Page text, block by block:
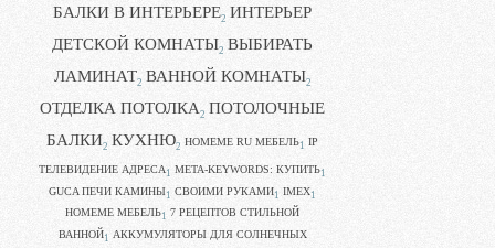
БАЛКИ В ИНТЕРЬЕРЕ2 ИНТЕРЬЕР
ДЕТСКОЙ КОМНАТЫ2 ВЫБИРАТЬ
ЛАМИНАТ2 ВАННОЙ КОМНАТЫ2
ОТДЕЛКА ПОТОЛКА2 ПОТОЛОЧНЫЕ
БАЛКИ2 КУХНЮ2 HOMEME RU МЕБЕЛЬ1 IP
ТЕЛЕВИДЕНИЕ АДРЕСА 1 META-KEYWORDS: КУПИТЬ1
GUCA ПЕЧИ КАМИНЫ1 CВОИМИ РУКАМИ1 IMEX1
HOMEME МЕБЕЛЬ1 7 РЕЦЕПТОВ СТИЛЬНОЙ
ВАННОЙ1 АККУМУЛЯТОРЫ ДЛЯ СОЛНЕЧНЫХ